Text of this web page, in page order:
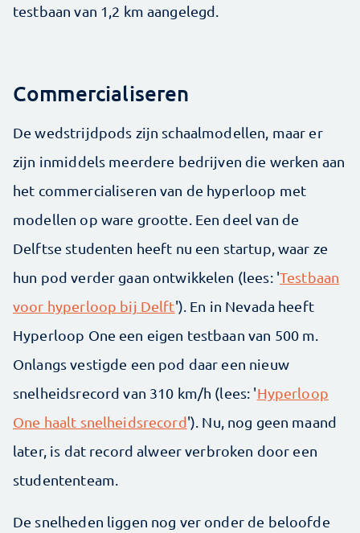
testbaan van 1,2 km aangelegd.
Commercialiseren
De wedstrijdpods zijn schaalmodellen, maar er
zijn inmiddels meerdere bedrijven die werken aan
het commercialiseren van de hyperloop met
modellen op ware grootte. Een deel van de
Delftse studenten heeft nu een startup, waar ze
hun pod verder gaan ontwikkelen (lees: 'Testbaan
voor hyperloop bij Delft'). En in Nevada heeft
Hyperloop One een eigen testbaan van 500 m.
Onlangs vestigde een pod daar een nieuw
snelheidsrecord van 310 km/h (lees: 'Hyperloop
One haalt snelheidsrecord'). Nu, nog geen maand
later, is dat record alweer verbroken door een
studententeam.
De snelheden liggen nog ver onder de beloofde